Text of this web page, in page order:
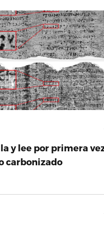
y lee por primera
carbonizado